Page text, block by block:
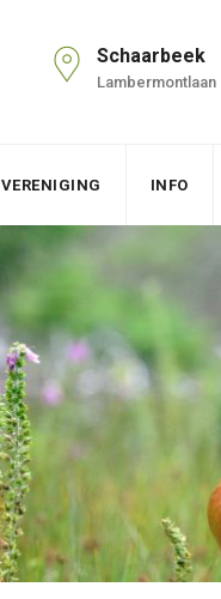
Schaarbeek
Lambermontlaan
VERENIGING INFO